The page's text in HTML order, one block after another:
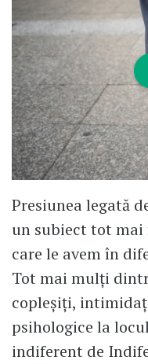
Presiunea legată
un subiect tot
care le avem în
Tot mai mulți
copleșiți,
psihologice la
indiferent de